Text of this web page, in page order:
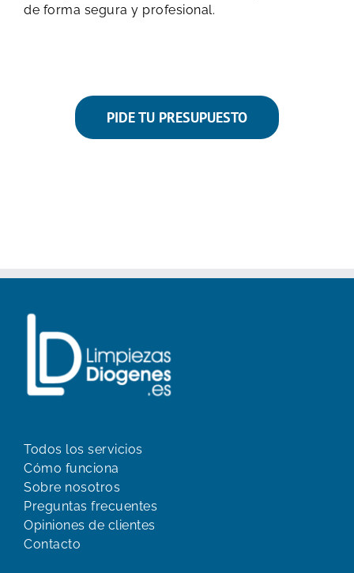
de forma segura y profesional.
PIDE TU PRESUPUESTO
Todos los servicios
Cómo funciona
Sobre nosotros
Preguntas frecuentes
Opiniones de clientes
Contacto